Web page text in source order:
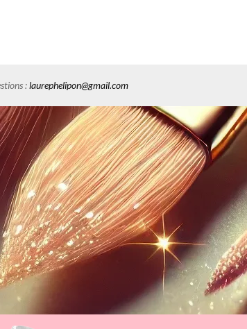
:laurephelipon@gmail.com